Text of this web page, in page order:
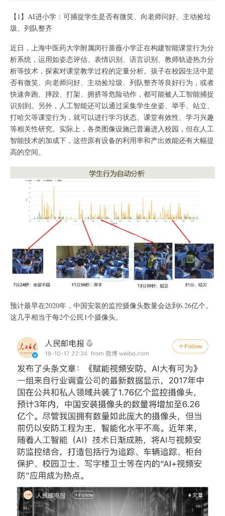
【1】AI进小学：可捕捉学生是否有微笑、向老师问好、主动捡垃
圾、列队整齐
近日，上海中医药大学附属闵行蔷薇小学正在构建智能课堂行为分
析系统，运用如姿态评估、表情识别、语言识别、教师轨迹热力分
析等技术，探索对课堂教学过程的定量分析。孩子在校园生活中是
否有微笑、向老师问好、主动捡垃圾、列队整齐等良好行为，或者
快速奔跑、摔跤、打架、拥挤等危险动作，都可能被人工智能捕捉
识别到。另外，人工智能还可以通过采集学生坐姿、举手、站立、
打哈欠等课堂行为，就可以进行学习状态、课堂有效性、学习兴趣
等相关性研究。实际上，各类图像设施已普遍进入校园，但在人工
智能技术的加成下，这些原有设备的利用率和产出效能还有大幅提
高的空间。
预计最早在2020年，中国安装的监控摄像头数量会达到6.26亿个。
这几乎相当于每2个公民1个摄像头。